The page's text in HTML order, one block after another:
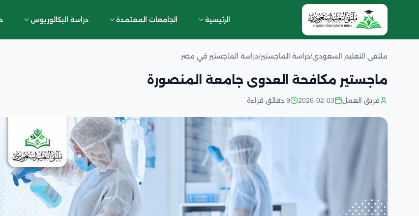
الرئيسية الجامعات المعتمدة دراسة البكالوريوس
ملتقى التعليم السعودي/دراسة الماجستير/دراسة الماجستير في مصر
ماجستير مكافحة العدوى جامعة المنصورة
فريق العمل 2026-02-03 9 دقائق قراءة